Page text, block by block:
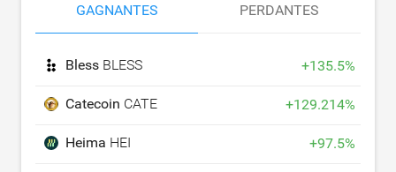
GAGNANTES PERDANTES
Bless BLESS +135.5%
Catecoin CATE +129.214%
Heima HEI +97.5%